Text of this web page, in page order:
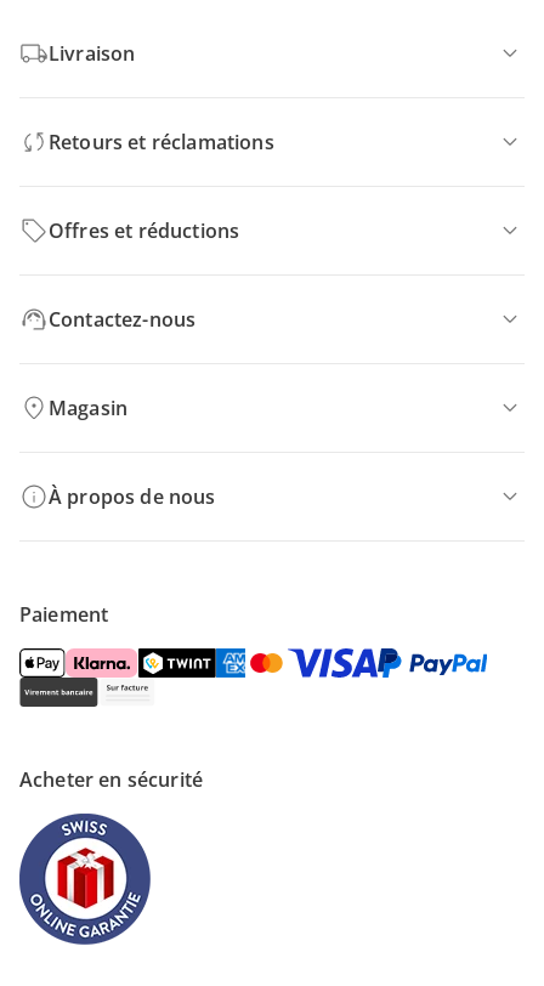
Livraison
Retours et réclamations
Offres et réductions
Contactez-nous
Magasin
À propos de nous
Paiement
Acheter en sécurité